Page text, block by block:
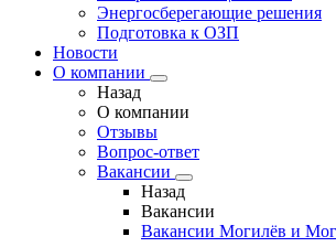
Энергосберегающие решения
Подготовка к ОЗП
Новости
О компании
Назад
О компании
Отзывы
Вопрос-ответ
Вакансии
Назад
Вакансии
Вакансии Могилёв и